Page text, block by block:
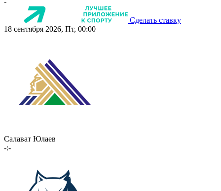
Сделать ставку
18 сентября 2026, Пт, 00:00
Салават Юлаев
-:-